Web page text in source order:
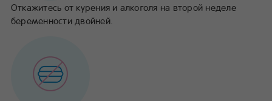
Откажитесь от курения и алкоголя на второй неделе
беременности двойней.